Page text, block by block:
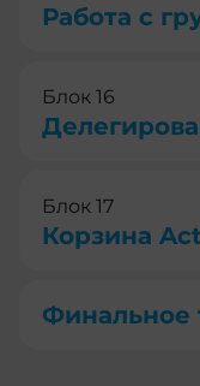
Работа с
Блок 16
Блок 17
Корзина
Финальное